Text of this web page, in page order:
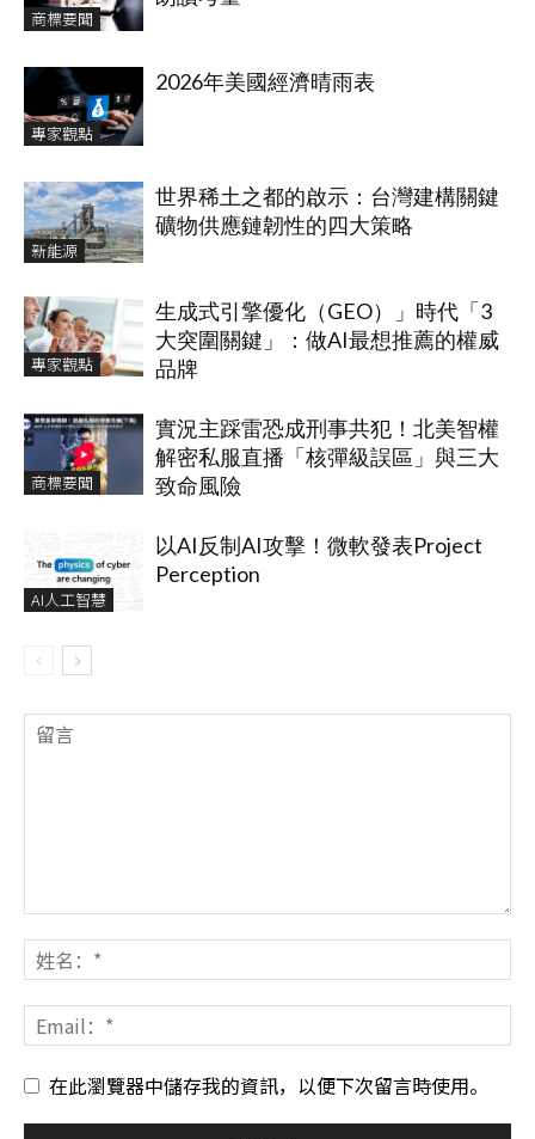
商標要聞
專家觀點
2026年美國經濟晴雨表
新能源
世界稀土之都的啟示：台灣建構關鍵
礦物供應鏈韌性的四大策略
專家觀點
生成式引擎優化（GEO）」時代「3
大突圍關鍵」：做AI最想推薦的權威
品牌
商標要聞
實況主踩雷恐成刑事共犯！北美智權
解密私服直播「核彈級誤區」與三大
致命風險
AI人工智慧
以AI反制AI攻擊！微軟發表Project
Perception
在此瀏覽器中儲存我的資訊，以便下次留言時使用。